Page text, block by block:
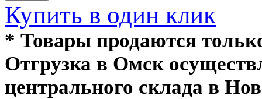
Купить в один клик
* Товары продаются
Отгрузка в Омск
центрального склада в